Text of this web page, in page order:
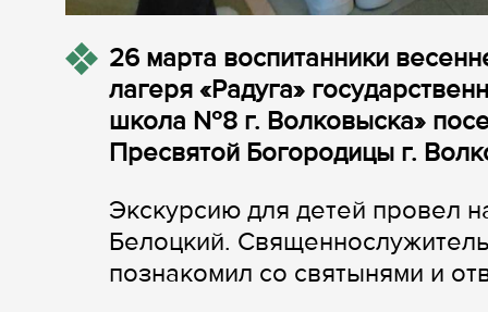
26 марта воспитанники
лагеря «Радуга»
школа №8 г. Волковыска»
Пресвятой Богородицы г.
Экскурсию для детей провел
Белоцкий.
познакомил со святынями и